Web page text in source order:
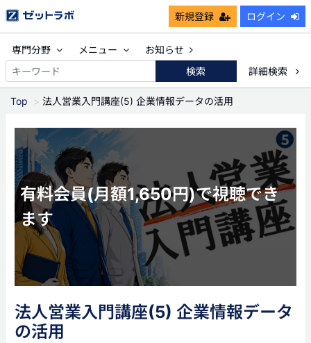
新規登録 ログイン
専門分野 メニュー
お知らせ
検索
詳細検索
Top 法人営業入門講座(5) 企業情報データの活用
有料会員(月額1,650円)で視聴でき
ます
法人営業入門講座(5) 企業情報データ
の活用